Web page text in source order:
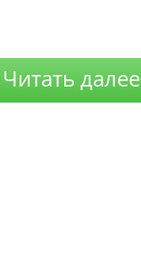
Читать далее